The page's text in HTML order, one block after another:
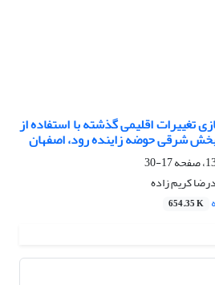
تغییرات اقلیمی گذشته با استفاده از
شرقی حوضه زاینده رود، اصفهان
17-30
کریم زاده
654.35 K